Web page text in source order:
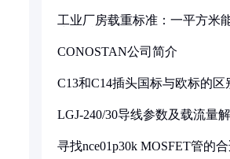
工业厂房载重标准：一平方米
CONOSTAN公司简介
C13和C14插头国标与欧标的区
LGJ-240/30导线参数及载流量
寻找nce01p30k MOSFET管的